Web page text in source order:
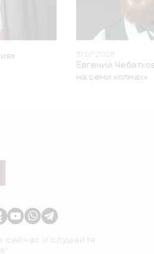
31.07.2026
Евгений
на семи холмах»
сейчас и слушайте